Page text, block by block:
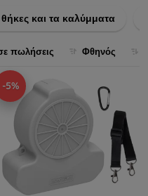
σας με τις κορυφαίες
και τα καλύμματα
πωλήσεις Φθηνός
-5%